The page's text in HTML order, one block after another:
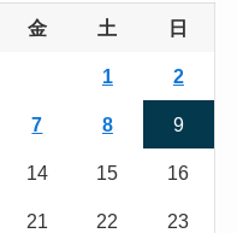
金 土 日
1 2
7 8 9
14 15 16
21 22 23